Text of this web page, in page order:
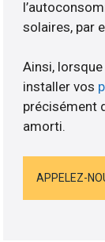
solaires, par
Ainsi,
installer vos
précisément
amorti.
APPELEZ-